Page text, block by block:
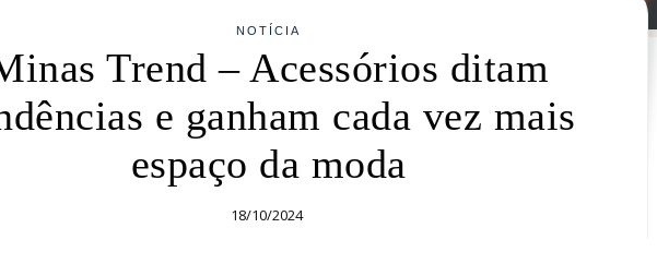
NOTÍCIA
Trend – Acessórios ditam
e ganham cada vez mais
espaço da moda
18/10/2024